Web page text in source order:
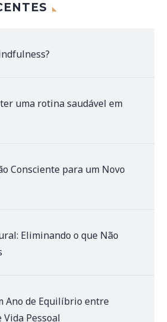
uma rotina saudável em
Consciente para um Novo
Eliminando o que Não
Ano de Equilíbrio entre
Pessoal